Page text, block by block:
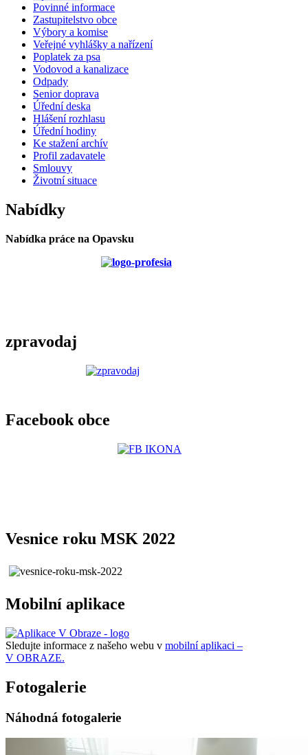
Povinné informace
Zastupitelstvo obce
Výbory a komise
Veřejné vyhlášky a nařízení
Poplatek za psa
Vodovod a kanalizace
Odpady
Senior doprava
Úřední deska
Hlášení rozhlasu
Úřední hodiny
Ke stažení archív
Profil zadavatele
Smlouvy
Životní situace
Nabídky
Nabídka práce na Opavsku
zpravodaj
Facebook obce
Vesnice roku MSK 2022
Mobilní aplikace
Sledujte informace z našeho webu v mobilní aplikaci –
V OBRAZE.
Fotogalerie
Náhodná fotogalerie